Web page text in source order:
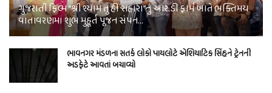
ગુજરાતી ફિલ્મ “શ્રી શ્યામ તું હી સહારા”નું આર.ડી ફાર્મ ખાતે ભક્તિમય
વાતાવરણમાં શુભ મુહૂર્ત પૂજન સંપન…
ભાવનગર મંડળના સતર્ક લોકો પાયલોટે એશિયાટિક સિંહને ટ્રેનની
અડફેટે આવતાં બચાવ્યો